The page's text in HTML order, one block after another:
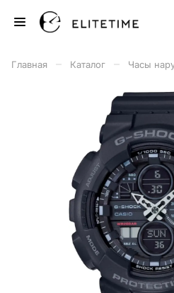
Главная Каталог Часы